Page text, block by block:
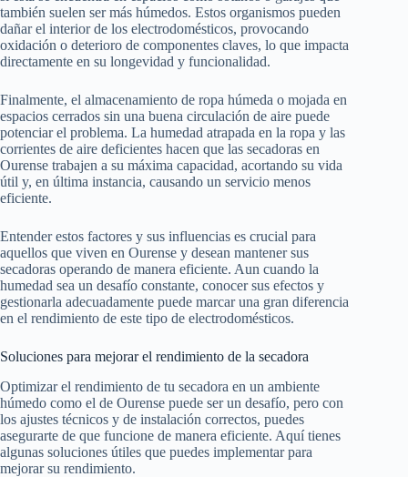
también suelen ser más húmedos. Estos organismos pueden
dañar el interior de los electrodomésticos, provocando
oxidación o deterioro de componentes claves, lo que impacta
directamente en su longevidad y funcionalidad.
Finalmente, el almacenamiento de ropa húmeda o mojada en
espacios cerrados sin una buena circulación de aire puede
potenciar el problema. La humedad atrapada en la ropa y las
corrientes de aire deficientes hacen que las secadoras en
Ourense trabajen a su máxima capacidad, acortando su vida
útil y, en última instancia, causando un servicio menos
eficiente.
Entender estos factores y sus influencias es crucial para
aquellos que viven en Ourense y desean mantener sus
secadoras operando de manera eficiente. Aun cuando la
humedad sea un desafío constante, conocer sus efectos y
gestionarla adecuadamente puede marcar una gran diferencia
en el rendimiento de este tipo de electrodomésticos.
Soluciones para mejorar el rendimiento de la secadora
Optimizar el rendimiento de tu secadora en un ambiente
húmedo como el de Ourense puede ser un desafío, pero con
los ajustes técnicos y de instalación correctos, puedes
asegurarte de que funcione de manera eficiente. Aquí tienes
algunas soluciones útiles que puedes implementar para
mejorar su rendimiento.